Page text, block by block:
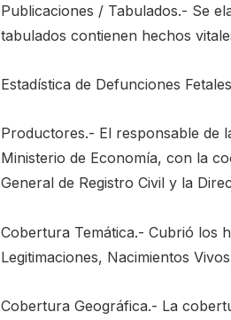
Publicaciones / Tabulados.- Se
tabulados contienen hechos
Estadística de Defunciones
Productores.- El responsable de
Ministerio de Economía, con la
General de Registro Civil y la
Cobertura Temática.- Cubrió los
Legitimaciones, Nacimientos
Cobertura Geográfica.- La